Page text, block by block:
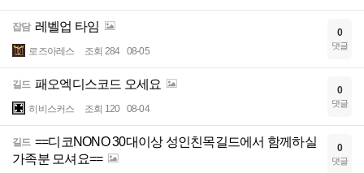
잡담 레벨업 타임
로즈아레스 조회 284 08-05
0
댓글
길드 패오엑디스코드 오세요
히비스커스 조회 120 08-04
0
댓글
길드 ==디코NONO 30대이상 성인친목길드에서 함께하실
가족분 모셔요==
0
댓글